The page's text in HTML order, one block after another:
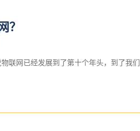
？
联网已经发展到了第十个年头，到了我